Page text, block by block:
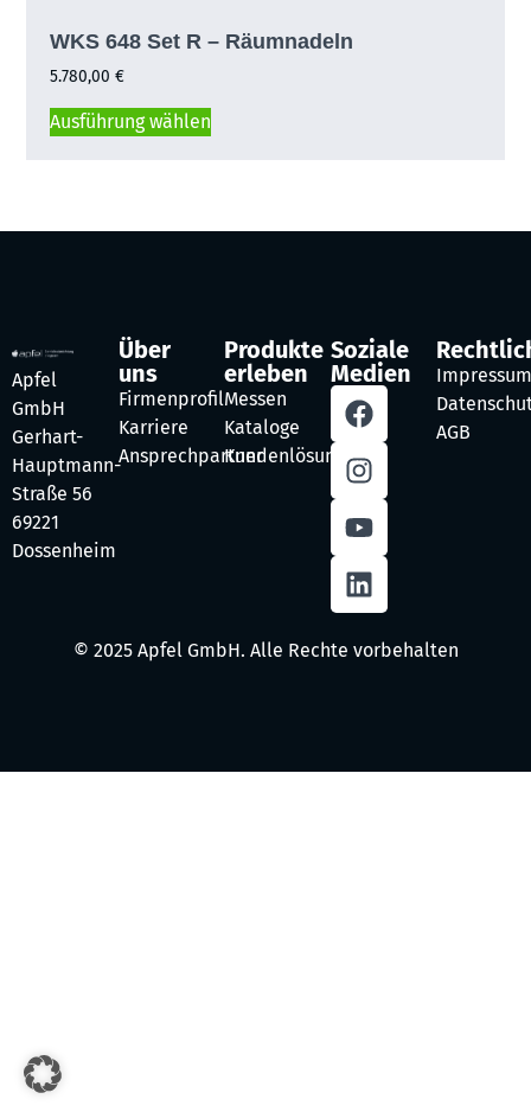
WKS 648 Set R – Räumnadeln
5.780,00€
Ausführung wählen
Apfel
GmbH
Gerhart-
Hauptmann-
Straße 56
69221
Dossenheim
Über
uns
Firmenprofil
Karriere
Ansprechpartner
Produkte
erleben
Messen
Kataloge
Kundenlösungen
Soziale
Medien
AGB
© 2025 Apfel GmbH. Alle Rechte vorbehalten